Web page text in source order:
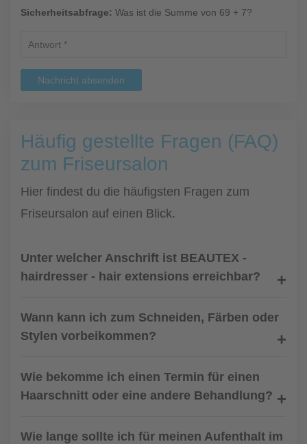
Sicherheitsabfrage: Was ist die Summe von 69 + 7?
Nachricht absenden
Häufig gestellte Fragen (FAQ)
zum Friseursalon
Hier findest du die häufigsten Fragen zum
Friseursalon auf einen Blick.
Unter welcher Anschrift ist BEAUTEX -
hairdresser - hair extensions erreichbar?
Wann kann ich zum Schneiden, Färben oder
Stylen vorbeikommen?
Wie bekomme ich einen Termin für einen
Haarschnitt oder eine andere Behandlung?
Wie lange sollte ich für meinen Aufenthalt im